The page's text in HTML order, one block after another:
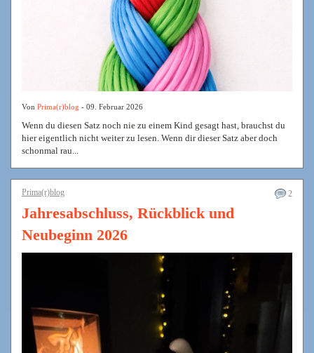
Von Prima(r)blog - 09. Februar 2026
Wenn du diesen Satz noch nie zu einem Kind gesagt hast, brauchst du
hier eigentlich nicht weiter zu lesen. Wenn dir dieser Satz aber doch
schonmal rau...
2
Prima(r)blog
Jahresabschluss, Rückblick und
Neubeginn 2026